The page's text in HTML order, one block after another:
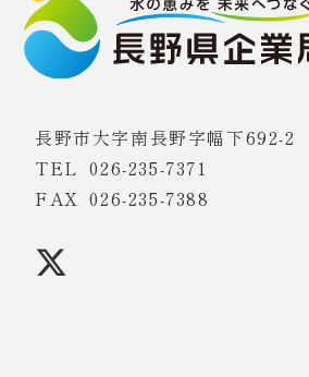
長野市大字南長野字幅下692-2
TEL026-235-7371
FAX 026-235-7388